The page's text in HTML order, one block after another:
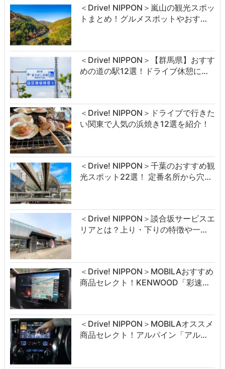
＜Drive! NIPPON＞嵐山の観光スポッ
トまとめ！グルメスポットやおす…
＜Drive! NIPPON＞【群馬県】おすす
めの道の駅12選！ドライブ休憩に…
＜Drive! NIPPON＞ドライブで行きた
い関東で人気の浜焼き12選を紹介！
＜Drive! NIPPON＞千葉のおすすめ観
光スポット22選！ 定番名所から穴…
＜Drive! NIPPON＞談合坂サービスエ
リアとは？上り・下りの特徴や一…
＜Drive! NIPPON＞MOBILAおすすめ
商品セレクト！KENWOOD「彩速…
＜Drive! NIPPON＞MOBILAオススメ
商品セレクト！アルパイン「アル…